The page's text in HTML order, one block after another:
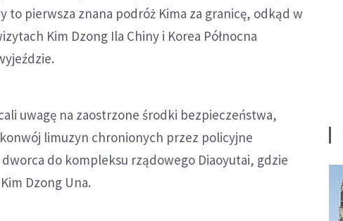
to pierwsza znana podróż Kima za granicę, odkąd w
Kim Dzong Ila Chiny i Korea Północna
uwagę na zaostrzone środki bezpieczeństwa,
limuzyn chronionych przez policyjne
do kompleksu rządowego Diaoyutai, gdzie
Dzong Una.